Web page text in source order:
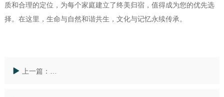
质和合理的定位，为每个家庭建立了终美归宿，值得成为您的优先选
择。在这里，生命与自然和谐共生，文化与记忆永续传承。
上一篇：